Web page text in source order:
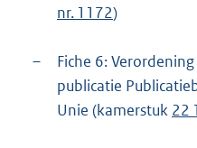
nr. 1172)
–
Fiche 6:
publicatie
Unie (kamerstuk 22